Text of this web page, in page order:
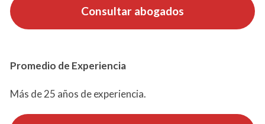
Consultar abogados
Promedio de Experiencia
Más de 25 años de experiencia.